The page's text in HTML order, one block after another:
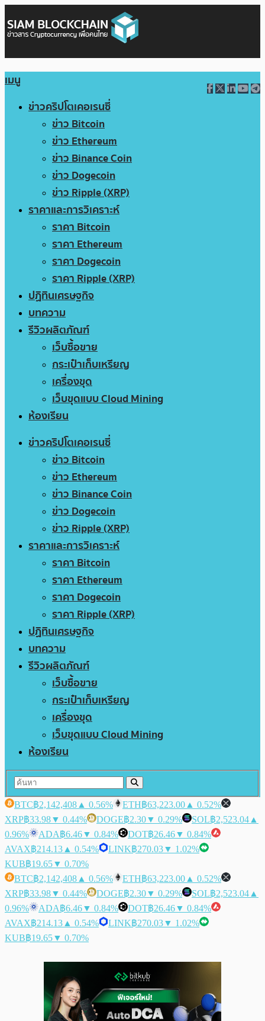
เมนู
ข่าวคริปโตเคอเรนซี่
ข่าว Bitcoin
ข่าว Ethereum
ข่าว Binance Coin
ข่าว Dogecoin
ข่าว Ripple (XRP)
ราคาและการวิเคราะห์
ราคา Bitcoin
ราคา Ethereum
ราคา Dogecoin
ราคา Ripple (XRP)
ปฏิทินเศรษฐกิจ
บทความ
รีวิวผลิตภัณฑ์
เว็บซื้อขาย
กระเป๋าเก็บเหรียญ
เครื่องขุด
เว็บขุดแบบ Cloud Mining
ห้องเรียน
ข่าวคริปโตเคอเรนซี่
ข่าว Bitcoin
ข่าว Ethereum
ข่าว Binance Coin
ข่าว Dogecoin
ข่าว Ripple (XRP)
ราคาและการวิเคราะห์
ราคา Bitcoin
ราคา Ethereum
ราคา Dogecoin
ราคา Ripple (XRP)
ปฏิทินเศรษฐกิจ
บทความ
รีวิวผลิตภัณฑ์
เว็บซื้อขาย
กระเป๋าเก็บเหรียญ
เครื่องขุด
เว็บขุดแบบ Cloud Mining
ห้องเรียน
BTC฿2,142,408 ▲ 0.56% ETH฿63,223.00 ▲ 0.52%
XRP฿33.98▼ 0.44% DOGE฿2.30▼ 0.29% SOL฿2,523.04 ▲
0.96%
ADA฿6.46▼ 0.84% DOT฿26.46▼ 0.84%
AVAX฿214.13 ▲ 0.54% LINK฿270.03▼ 1.02%
KUB฿19.65▼ 0.70%
BTC฿2,142,408 ▲ 0.56% ETH฿63,223.00 ▲ 0.52%
XRP฿33.98▼ 0.44% DOGE฿2.30▼ 0.29% SOL฿2,523.04 ▲
0.96%
ADA฿6.46▼ 0.84% DOT฿26.46▼ 0.84%
AVAX฿214.13 ▲ 0.54% LINK฿270.03▼ 1.02%
KUB฿19.65▼ 0.70%